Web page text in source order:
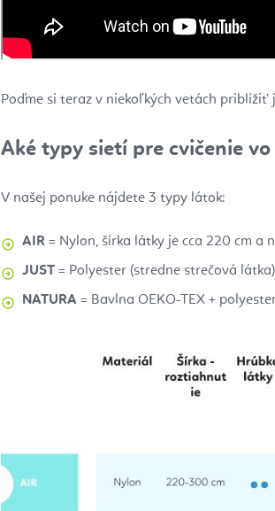
Poďme si teraz v niekoľkých vetách
Aké typy sietí pre cvičenie
V našej ponuke nájdete 3 typy látok:
AIR = Nylon, šírka látky je cca 220 cm a
JUST = Polyester (stredne strečová
NATURA = Bavlna OEKO-TEX +